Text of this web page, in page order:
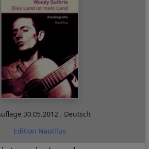
30.05.2012 , Deutsch
Edition Nautilus